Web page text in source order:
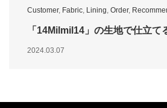
Customer, Fabric Lining Order,
「14Milmil14」の生地で仕立て
2024.03.07